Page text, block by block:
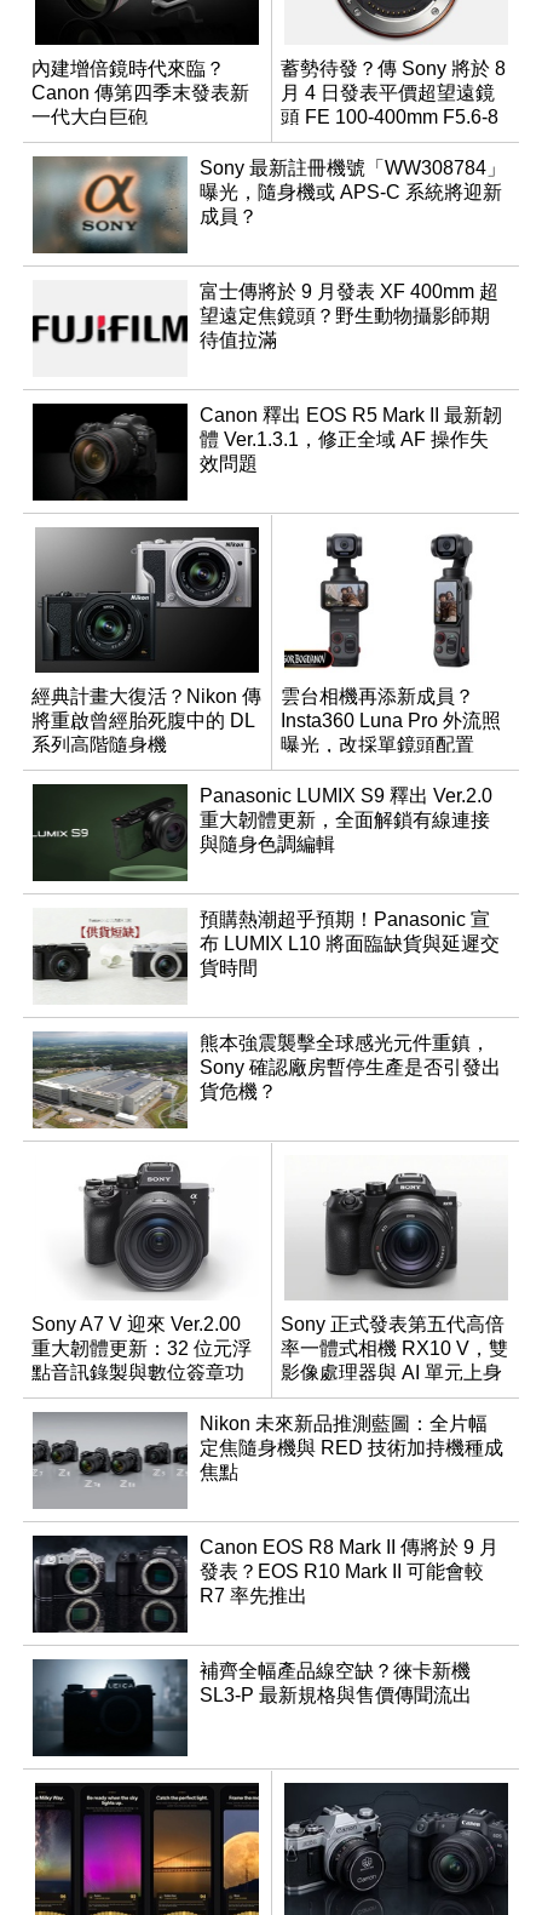
內建增倍鏡時代來臨？
Canon 傳第四季末發表新
一代大白巨砲
蓄勢待發？傳 Sony 將於 8
月 4 日發表平價超望遠鏡
頭 FE 100-400mm F5.6-8
Sony 最新註冊機號「WW308784」
曝光，隨身機或 APS-C 系統將迎新
成員？
富士傳將於 9 月發表 XF 400mm 超
望遠定焦鏡頭？野生動物攝影師期
待值拉滿
Canon 釋出 EOS R5 Mark II 最新韌
體 Ver.1.3.1，修正全域 AF 操作失
效問題
經典計畫大復活？Nikon 傳
將重啟曾經胎死腹中的 DL
系列高階隨身機
雲台相機再添新成員？
Insta360 Luna Pro 外流照
曝光，改採單鏡頭配置
Panasonic LUMIX S9 釋出 Ver.2.0
重大韌體更新，全面解鎖有線連接
與隨身色調編輯
預購熱潮超乎預期！Panasonic 宣
布 LUMIX L10 將面臨缺貨與延遲交
貨時間
熊本強震襲擊全球感光元件重鎮，
Sony 確認廠房暫停生產是否引發出
貨危機？
Sony A7 V 迎來 Ver.2.00
重大韌體更新：32 位元浮
點音訊錄製與數位簽章功
能登場
Sony 正式發表第五代高倍
率一體式相機 RX10 V，雙
影像處理器與 AI 單元上身
Nikon 未來新品推測藍圖：全片幅
定焦隨身機與 RED 技術加持機種成
焦點
Canon EOS R8 Mark II 傳將於 9 月
發表？EOS R10 Mark II 可能會較
R7 率先推出
補齊全幅產品線空缺？徠卡新機
SL3-P 最新規格與售價傳聞流出